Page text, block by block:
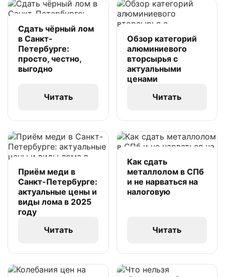
Сдать чёрный лом
в Санкт-
Петербурге:
просто, честно,
выгодно
Читать
Обзор категорий
алюминиевого
вторсырья с
актуальными
ценами
Читать
Приём меди в
Санкт-Петербурге:
актуальные цены и
виды лома в 2025
году
Читать
Как сдать
металлолом в СПб
и не нарваться на
налоговую
Читать